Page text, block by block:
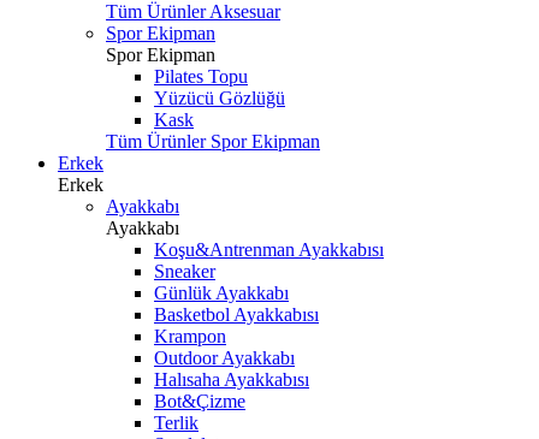
Tüm Ürünler Aksesuar
Spor Ekipman
Spor Ekipman
Pilates Topu
Yüzücü Gözlüğü
Kask
Tüm Ürünler Spor Ekipman
Erkek
Erkek
Ayakkabı
Ayakkabı
Koşu&Antrenman Ayakkabısı
Sneaker
Günlük Ayakkabı
Basketbol Ayakkabısı
Krampon
Outdoor Ayakkabı
Halısaha Ayakkabısı
Bot&Çizme
Terlik